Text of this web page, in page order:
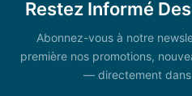
Restez Informé
Abonnez-vous à notre
première nos promotions,
— directement